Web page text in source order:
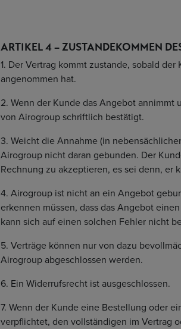
ARTIKEL 4 – ZUSTANDEKOMMEN
1. Der Vertrag kommt zustande, sobald
angenommen hat.
2. Wenn der Kunde das Angebot
von Airogroup schriftlich bestätigt.
3. Weicht die Annahme (in
Airogroup nicht daran gebunden. Der
Rechnung zu akzeptieren, es sei denn, er
4. Airogroup ist nicht an ein Angebot
erkennen müssen, dass das Angebot
kann sich auf einen solchen Fehler nicht
5. Verträge können nur von dazu
Airogroup abgeschlossen werden.
6. Ein Widerrufsrecht ist ausgeschlossen.
7. Wenn der Kunde eine Bestellung oder
verpflichtet, den vollständigen im Vertrag